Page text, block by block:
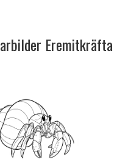
Eremitkräfta